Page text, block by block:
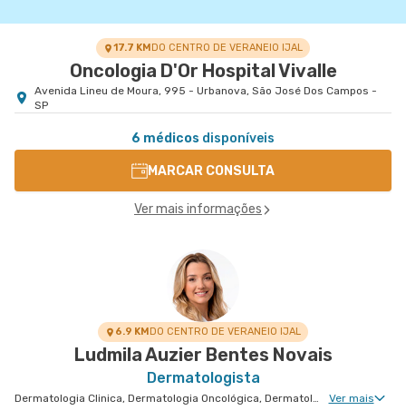
17.7 KMDO CENTRO DE VERANEIO IJAL
Oncologia D'Or Hospital Vivalle
Avenida Lineu de Moura, 995 - Urbanova, São José Dos Campos -
SP
6 médicos disponíveis
MARCAR CONSULTA
Ver mais informações
6.9 KMDO CENTRO DE VERANEIO IJAL
Ludmila Auzier Bentes Novais
Dermatologista
Dermatologia Clinica, Dermatologia Oncológica, Dermatologia Tricologia, Dermatologia Tratamento de Dermatite Atópica, Dermatologiatratamento de Urticária Crônica Ver mais